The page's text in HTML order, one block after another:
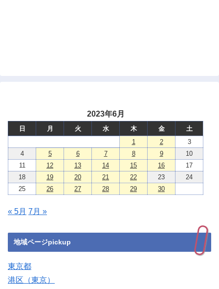
2023年6月
日 月 火 水 木 金
土
1
2
3
4
5 6 7 8 9
10
11
12 13 14 15 16
17
18
19 20 21 22 23
24
25
26 27 28 29 30
« 5月 7月 »
地域ページpickup
東京都
港区（東京）